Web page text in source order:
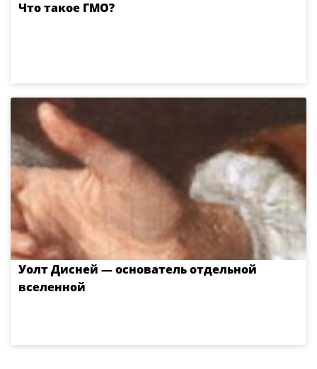
Что такое ГМО?
Уолт Дисней — основатель отдельной
вселенной